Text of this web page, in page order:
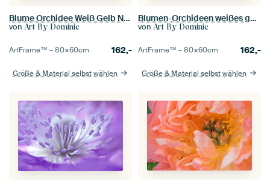
Blume Orchidee Weiß Gelb Nahaufnahme Makro
von Art By Dominic
ArtFrame™ –80×60cm 162,-
Größe & Material selbst wählen
Blumen-Orchideen weißes gelbes Nahaufnahme makro
von Art By Dominic
ArtFrame™ –80×60cm 162,-
Größe & Material selbst wählen